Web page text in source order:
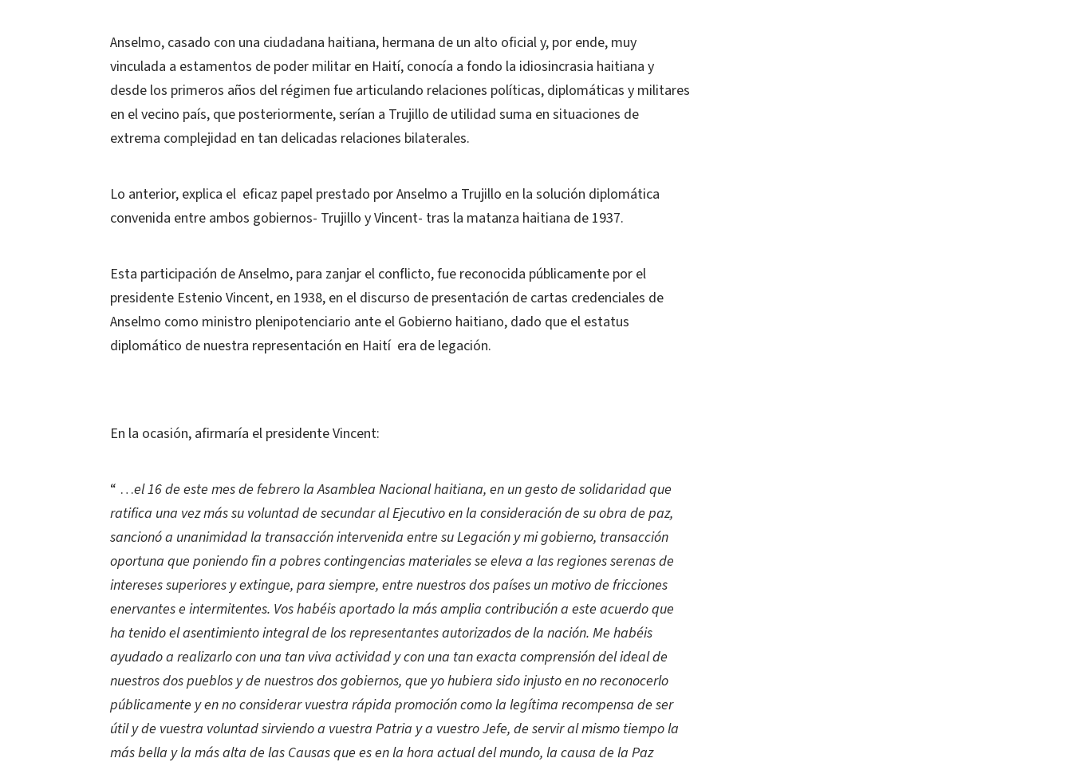
Anselmo, casado con una ciudadana haitiana, hermana de un alto oficial y, por ende, muy
vinculada a estamentos de poder militar en Haití, conocía a fondo la idiosincrasia haitiana y
desde los primeros años del régimen fue articulando relaciones políticas, diplomáticas y militares
en el vecino país, que posteriormente, serían a Trujillo de utilidad suma en situaciones de
extrema complejidad en tan delicadas relaciones bilaterales.
Lo anterior, explica el eficaz papel prestado por Anselmo a Trujillo en la solución diplomática
convenida entre ambos gobiernos- Trujillo y Vincent- tras la matanza haitiana de 1937.
Esta participación de Anselmo, para zanjar el conflicto, fue reconocida públicamente por el
presidente Estenio Vincent, en 1938, en el discurso de presentación de cartas credenciales de
Anselmo como ministro plenipotenciario ante el Gobierno haitiano, dado que el estatus
diplomático de nuestra representación en Haití era de legación.
En la ocasión, afirmaría el presidente Vincent:
“ …el 16 de este mes de febrero la Asamblea Nacional haitiana, en un gesto de solidaridad que
ratifica una vez más su voluntad de secundar al Ejecutivo en la consideración de su obra de paz,
sancionó a unanimidad la transacción intervenida entre su Legación y mi gobierno, transacción
oportuna que poniendo fin a pobres contingencias materiales se eleva a las regiones serenas de
intereses superiores y extingue, para siempre, entre nuestros dos países un motivo de fricciones
enervantes e intermitentes. Vos habéis aportado la más amplia contribución a este acuerdo que
ha tenido el asentimiento integral de los representantes autorizados de la nación. Me habéis
ayudado a realizarlo con una tan viva actividad y con una tan exacta comprensión del ideal de
nuestros dos pueblos y de nuestros dos gobiernos, que yo hubiera sido injusto en no reconocerlo
públicamente y en no considerar vuestra rápida promoción como la legítima recompensa de ser
útil y de vuestra voluntad sirviendo a vuestra Patria y a vuestro Jefe, de servir al mismo tiempo la
más bella y la más alta de las Causas que es en la hora actual del mundo, la causa de la Paz